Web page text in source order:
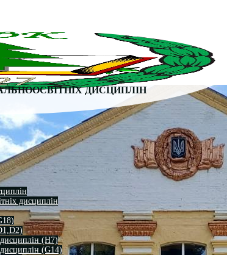
дисциплін
(H7)
(G14)
ДИСЦИПЛІН